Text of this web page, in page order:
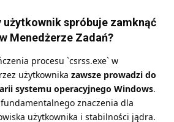
użytkownik spróbuje zamknąć
Menedżerze Zadań?
procesu `csrss.exe` w
użytkownika zawsze prowadzi do
systemu operacyjnego Windows.
znaczenia dla
użytkownika i stabilności jądra.